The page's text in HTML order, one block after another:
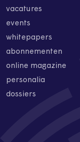
vacatures
events
whitepapers
abonnementen
online magazine
personalia
dossiers